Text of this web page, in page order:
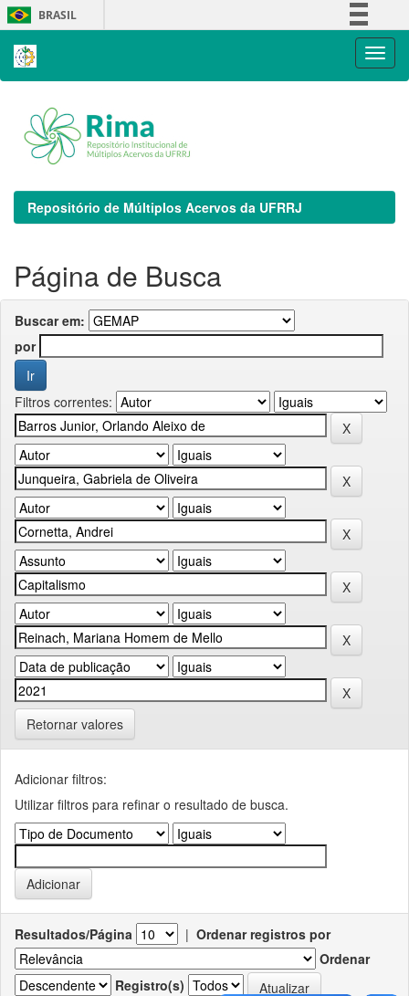
Skip
navigation
BRASIL
Repositório de Múltiplos Acervos da UFRRJ
Página de Busca
Buscar em:
por
Filtros correntes:
Retornar valores
Adicionar filtros:
Utilizar filtros para refinar o resultado de busca.
Resultados/Página | Ordenar registros por
Ordenar
Registro(s)